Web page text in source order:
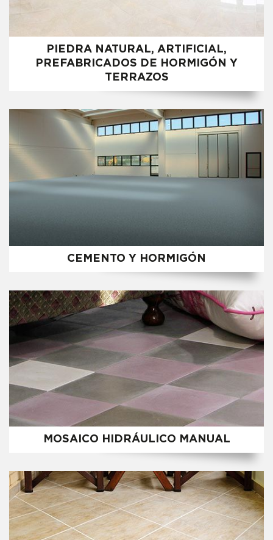
PIEDRA NATURAL, ARTIFICIAL,
PREFABRICADOS DE HORMIGÓN Y
TERRAZOS
CEMENTO Y HORMIGÓN
MOSAICO HIDRÁULICO MANUAL